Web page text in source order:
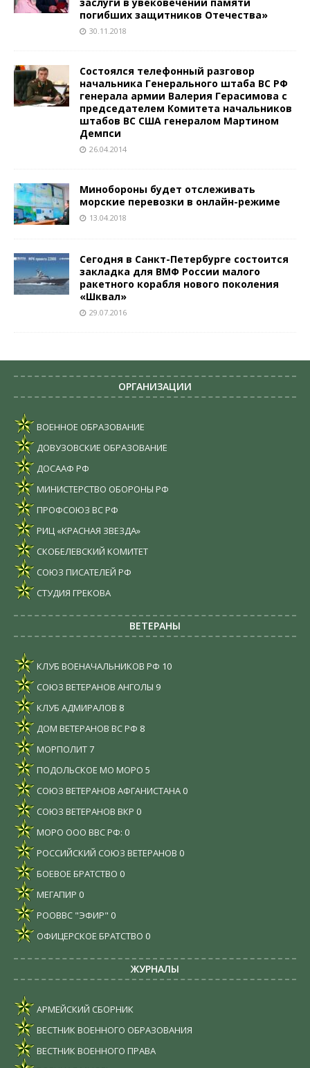
погибших защитников Отечества»
30.11.2018
Состоялся телефонный разговор
начальника Генерального штаба ВС РФ
генерала армии Валерия Герасимова с
председателем Комитета начальников
штабов ВС США генералом Мартином
Демпси
26.04.2014
Минобороны будет отслеживать
морские перевозки в онлайн-режиме
13.04.2018
Сегодня в Санкт-Петербурге состоится
закладка для ВМФ России малого
ракетного корабля нового поколения
«Шквал»
29.07.2016
ОРГАНИЗАЦИИ
ВОЕННОЕ ОБРАЗОВАНИЕ
ДОВУЗОВСКИЕ ОБРАЗОВАНИЕ
ДОСААФ РФ
МИНИСТЕРСТВО ОБОРОНЫ РФ
ПРОФСОЮЗ ВС РФ
РИЦ «КРАСНАЯ ЗВЕЗДА»
СКОБЕЛЕВСКИЙ КОМИТЕТ
СОЮЗ ПИСАТЕЛЕЙ РФ
СТУДИЯ ГРЕКОВА
ВЕТЕРАНЫ
КЛУБ ВОЕНАЧАЛЬНИКОВ РФ 10
СОЮЗ ВЕТЕРАНОВ АНГОЛЫ 9
КЛУБ АДМИРАЛОВ 8
ДОМ ВЕТЕРАНОВ ВС РФ 8
МОРПОЛИТ7
ПОДОЛЬСКОЕ МО МОРО 5
СОЮЗ ВЕТЕРАНОВ АФГАНИСТАНА 0
СОЮЗ ВЕТЕРАНОВ ВКР 0
МОРО ООО ВВС РФ: 0
РОССИЙСКИЙ СОЮЗ ВЕТЕРАНОВ 0
БОЕВОЕ БРАТСТВО 0
МЕГАПИР 0
РООВВС "ЭФИР" 0
ОФИЦЕРСКОЕ БРАТСТВО 0
ЖУРНАЛЫ
АРМЕЙСКИЙ СБОРНИК
ВЕСТНИК ВОЕННОГО ОБРАЗОВАНИЯ
ВЕСТНИК ВОЕННОГО ПРАВА